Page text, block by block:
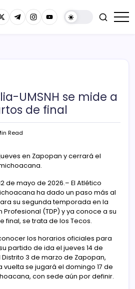
UMSNH se mide a
de final
Read
en Zapopan y cerrará el
de mayo de 2026.– El Atlético
ha dado un paso más al
su segunda temporada en la
Profesional (TDP) y ya conoce a su
final, se trata de los Tecos.
los horarios oficiales para
partido de ida el jueves 14 de
3 de marzo de Zapopan,
vuelta se jugará el domingo 17 de
con sede aún por definir.